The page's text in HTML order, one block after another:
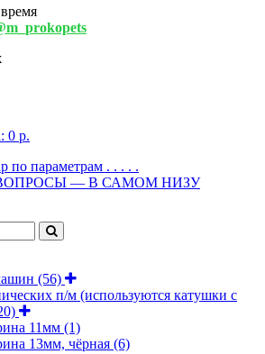
0 р.
по параметрам . . . . .
— В САМОМ НИЗУ
(56)
п/м (используются катушки с
11мм (1)
13мм, чёрная (6)